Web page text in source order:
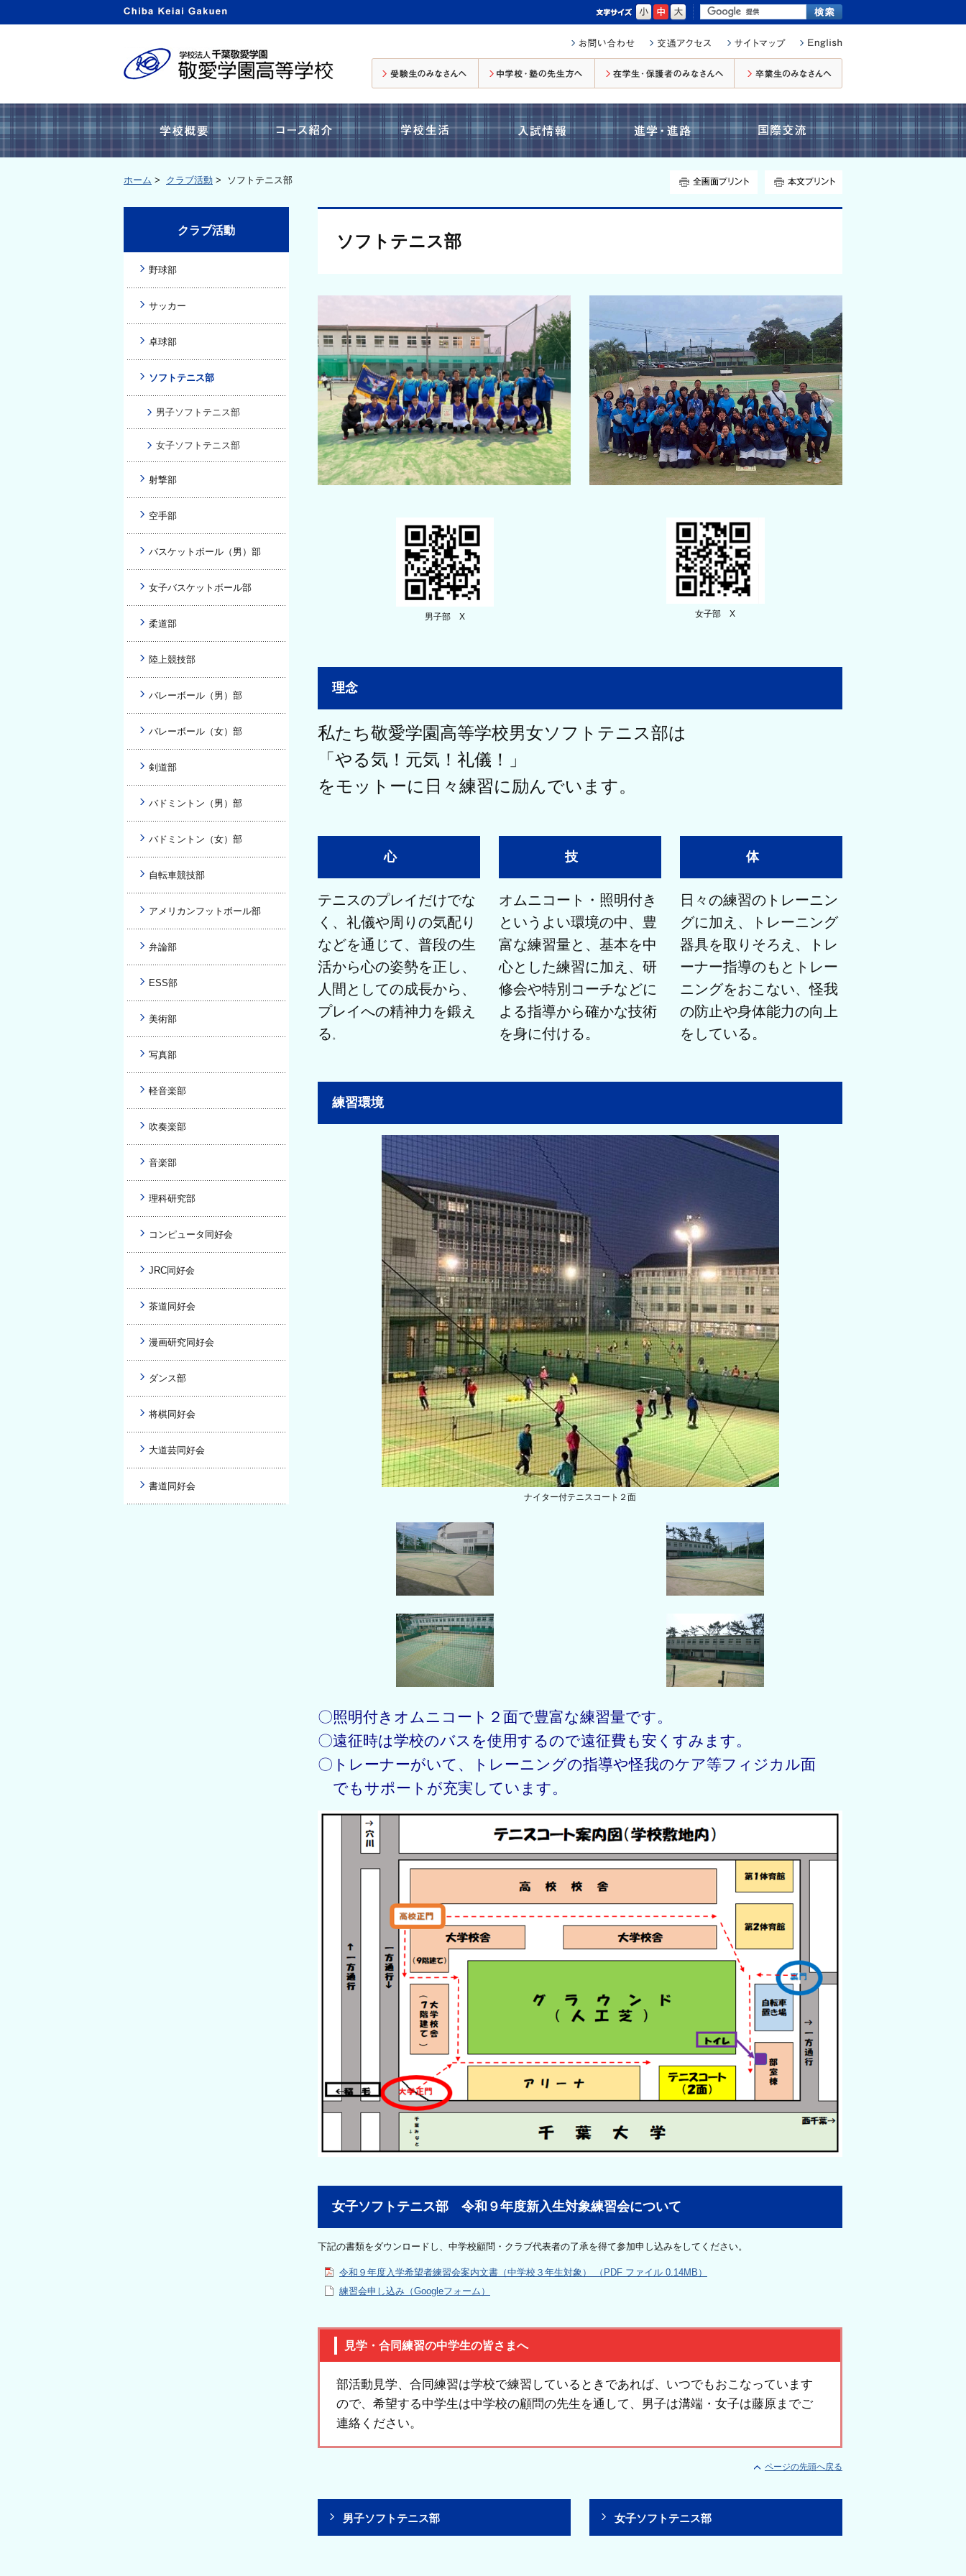
ホーム > クラブ活動 > ソフトテニス部
ソフトテニス部
男子部 X 女子部 X
理念
私たち敬愛学園高等学校男女ソフトテニス部は
「やる気！元気！礼儀！」
をモットーに日々練習に励んでいます。
心
テニスのプレイだけでな
く、礼儀や周りの気配り
などを通じて、普段の生
活から心の姿勢を正し、
人間としての成長から、
プレイへの精神力を鍛え
る 。
技
オムニコート・照明付き
というよい環境の中、豊
富な練習量と、基本を中
心とした練習に加え、研
修会や特別コーチなどに
よる指導から確かな技術
を身に付ける。
体
日々の練習のトレーニン
グに加え、トレーニング
器具を取りそろえ、トレ
ーナー指導のもとトレー
ニングをおこない、怪我
の防止や身体能力の向上
をしている。
練習環境
ナイター付テニスコート２面
〇照明付きオムニコート２面で豊富な練習量です。
〇遠征時は学校のバスを使用するので遠征費も安くすみます。
〇トレーナーがいて、トレーニングの指導や怪我のケア等フィジカル面
でもサポートが充実しています。
女子ソフトテニス部 令和９年度新入生対象練習会について
下記の書類をダウンロードし、中学校顧問・クラブ代表者の了承を得て参加申し込みをしてください。
令和９年度入学希望者練習会案内文書（中学校３年生対象） （PDF ファイル 0.14MB）
練習会申し込み（Googleフォーム）
見学・合同練習の中学生の皆さまへ
部活動見学、合同練習は学校で練習しているときであれば、いつでもおこなっています
ので、希望する中学生は中学校の顧問の先生を通して、男子は溝端・女子は藤原までご
連絡ください。
ページの先頭へ戻る
男子ソフトテニス部 女子ソフトテニス部
クラブ活動
野球部
サッカー
卓球部
ソフトテニス部
男子ソフトテニス部
女子ソフトテニス部
射撃部
空手部
バスケットボール（男）部
女子バスケットボール部
柔道部
陸上競技部
バレーボール（男）部
バレーボール（女）部
剣道部
バドミントン（男）部
バドミントン（女）部
自転車競技部
アメリカンフットボール部
弁論部
ESS部
美術部
写真部
軽音楽部
吹奏楽部
音楽部
理科研究部
コンピュータ同好会
JRC同好会
茶道同好会
漫画研究同好会
ダンス部
将棋同好会
大道芸同好会
書道同好会